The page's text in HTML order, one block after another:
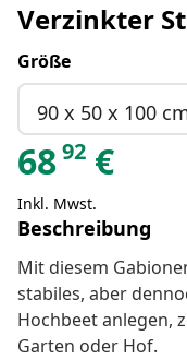
Verzinkter
Größe
90 x 50 x 100
6892 €
Inkl. Mwst.
Beschreibung
Mit diesem
stabiles, aber
Hochbeet anlegen,
Garten oder Hof.